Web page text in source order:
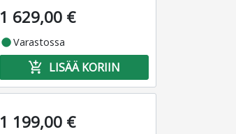
1 629,00 €
fiber_manual_recordVarastossa
add_shopping_cart LISÄÄ KORIIN
1 199,00 €